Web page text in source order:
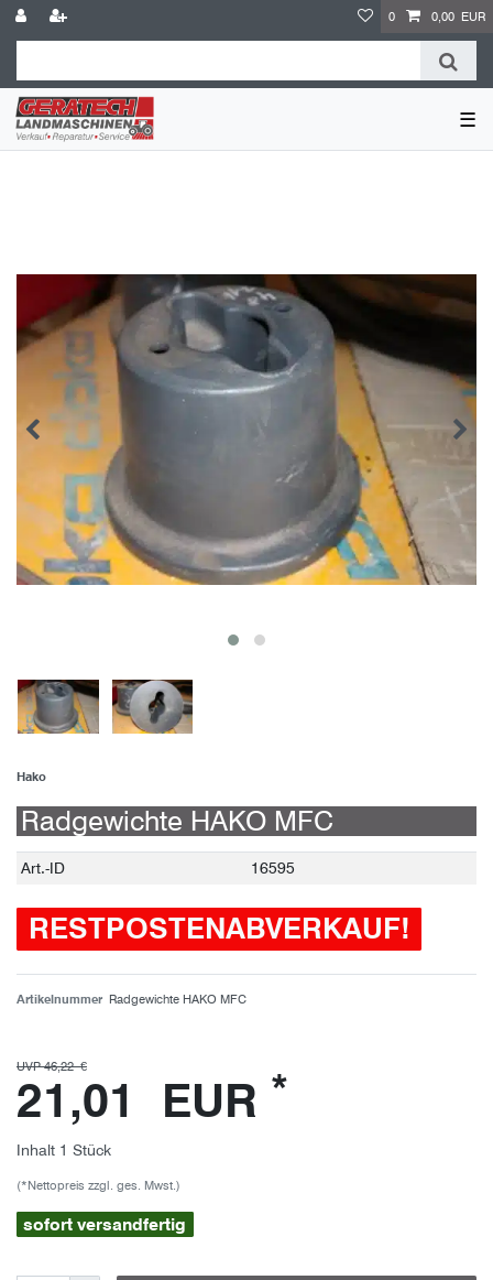
0 0,00 EUR
☰
Hako
Radgewichte HAKO MFC
Technisches
Wert
Art.-ID 16595
RESTPOSTENABVERKAUF!
Artikelnummer Radgewichte HAKO MFC
UVP 46,22 €
21,01 EUR *
Inhalt 1 Stück
(*Nettopreis zzgl. ges. Mwst.)
sofort versandfertig